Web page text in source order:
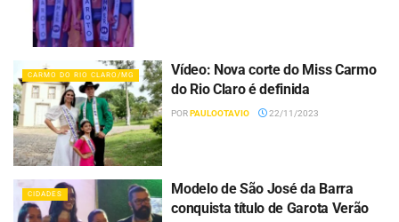
CARMO DO RIO CLARO/MG
Vídeo: Nova corte do Miss Carmo
do Rio Claro é definida
PORPAULOOTAVIO 22/11/2023
CIDADES
Modelo de São José da Barra
conquista título de Garota Verão